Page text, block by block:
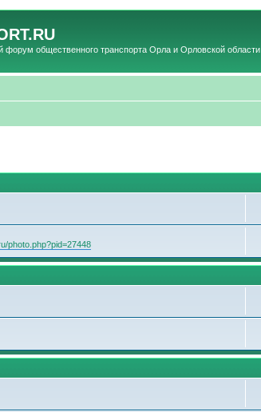
общественного транспорта Орла и Орловской области
photo.php?pid=27448